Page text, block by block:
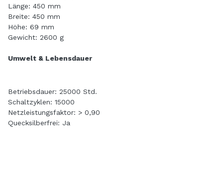
Länge: 450 mm
Breite: 450 mm
Höhe: 69 mm
Gewicht: 2600 g
Umwelt & Lebensdauer
Betriebsdauer: 25000 Std.
Schaltzyklen: 15000
Netzleistungsfaktor: > 0,90
Quecksilberfrei: Ja